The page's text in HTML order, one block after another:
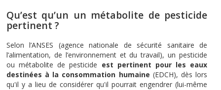
Qu’est qu’un un métabolite de pesticide
pertinent ?
Selon l’ANSES (agence nationale de sécurité sanitaire de
l’alimentation, de l’environnement et du travail), un pesticide
ou métabolite de pesticide est pertinent pour les eaux
destinées à la consommation humaine (EDCH), dès lors
qu'il y a lieu de considérer qu'il pourrait engendrer (lui-même